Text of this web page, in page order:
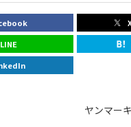
LINE
ヤンマー